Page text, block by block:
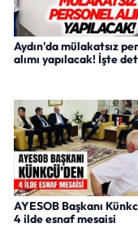
Aydın'da mülakatsız
alımı yapılacak! İşte
AYESOB Başkanı
4 ilde esnaf mesaisi